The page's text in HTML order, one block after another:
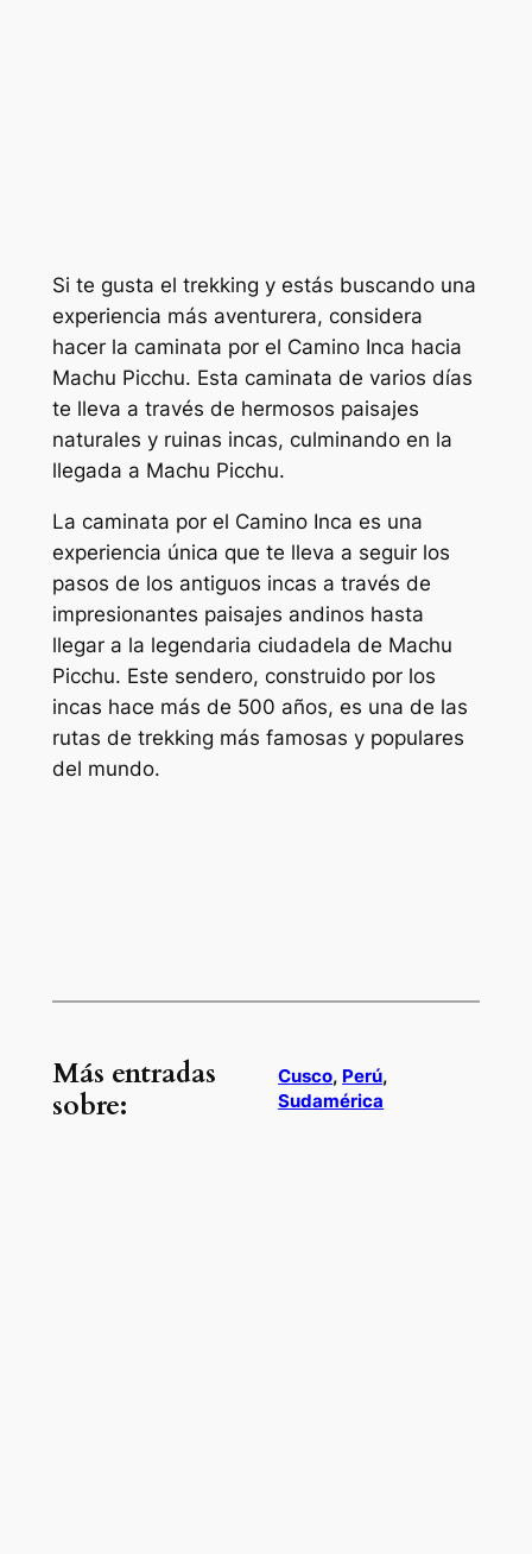
Si te gusta el trekking y estás buscando una
experiencia más aventurera, considera
hacer la caminata por el Camino Inca hacia
Machu Picchu. Esta caminata de varios días
te lleva a través de hermosos paisajes
naturales y ruinas incas, culminando en la
llegada a Machu Picchu.
La caminata por el Camino Inca es una
experiencia única que te lleva a seguir los
pasos de los antiguos incas a través de
impresionantes paisajes andinos hasta
llegar a la legendaria ciudadela de Machu
Picchu. Este sendero, construido por los
incas hace más de 500 años, es una de las
rutas de trekking más famosas y populares
del mundo.
Más entradas
sobre:
Cusco, Perú
Sudamérica